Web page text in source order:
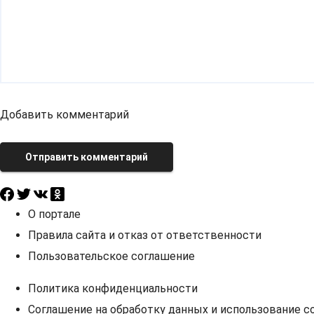
Добавить комментарий
Отправить комментарий
О портале
Правила сайта и отказ от ответственности
Пользовательское соглашение
Политика конфиденциальности
Соглашение на обработку данных и использование